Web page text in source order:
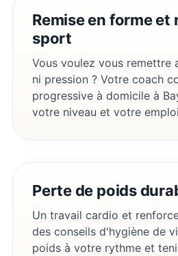
Remise en forme et
sport
Vous voulez vous remettre
ni pression ? Votre coach
progressive à domicile à
votre niveau et votre
Perte de poids
Un travail cardio et
des conseils d'hygiène de
poids à votre rythme et